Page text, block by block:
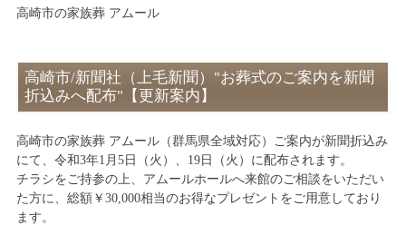
高崎市の家族葬 アムール
高崎市/新聞社（上毛新聞）"お葬式のご案内を新聞
折込みへ配布"【更新案内】
高崎市の家族葬 アムール（群馬県全域対応）ご案内が新聞折込み
にて、令和3年1月5日（火）、19日（火）に配布されます。
チラシをご持参の上、アムールホールへ来館のご相談をいただい
た方に、総額￥30,000相当のお得なプレゼントをご用意しており
ます。